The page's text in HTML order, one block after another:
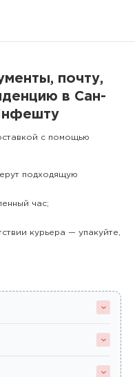
почту,
в Сан-
с помощью
подходящую
час;
курьера — упакуйте,